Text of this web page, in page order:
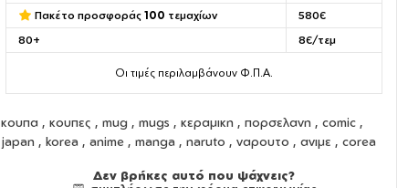
Πακέτο προσφοράς 100 τεμαχίων
580€
80+
8€/τεμ
Οι τιμές περιλαμβάνουν Φ.Π.Α.
κουπα , κουπες , mug , mugs , κεραμικη , πορσελανη , comic ,
japan , korea , anime , manga , naruto , ναρουτο , ανιμε , corea
Δεν βρήκες αυτό που ψάχνεις?